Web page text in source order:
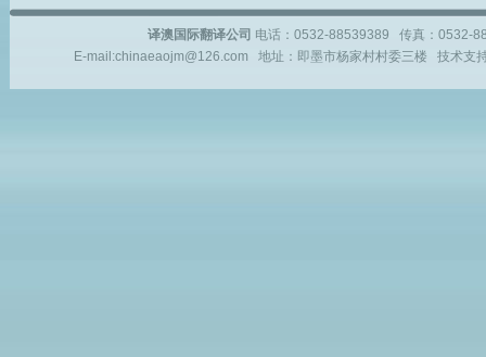
译澳国际翻译公司 电话：0532-88539389 传真：
E-mail:chinaeaojm@126.com 地址：即墨市杨家村村委三楼 技术支